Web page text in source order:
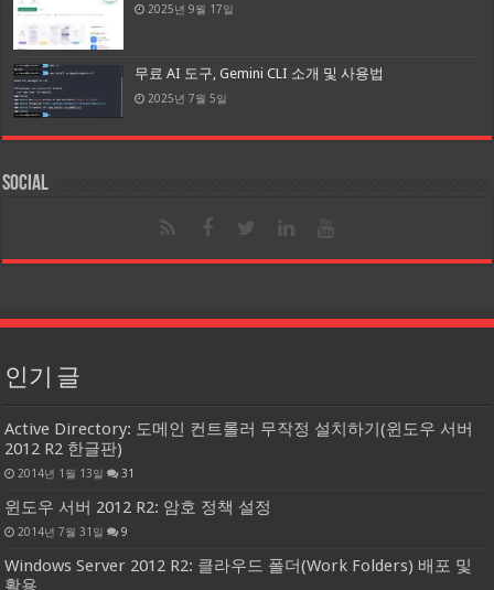
2025년 9월 17일
무료 AI 도구, Gemini CLI 소개 및 사용법
2025년 7월 5일
Social
인기 글
Active Directory: 도메인 컨트롤러 무작정 설치하기(윈도우 서버
2012 R2 한글판)
2014년 1월 13일 31
윈도우 서버 2012 R2: 암호 정책 설정
2014년 7월 31일 9
Windows Server 2012 R2: 클라우드 폴더(Work Folders) 배포 및
활용